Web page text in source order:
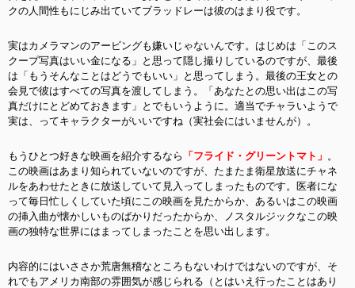
クの人間性もにじみ出ていてブラッドレーは彼のはまり役です。
実はカメラマンのアービングも嫌いじゃないんです。はじめは「このス
クープ写真はいい金になる」と思って隠し撮りしているのですが、最後
は「もうそんなことはどうでもいい」と思ってしまう。最後の王女との
会見で彼はすべての写真を渡してしまう。「あなたとの思い出はこの写
真だけにとどめておきます」とでもいうように。適当でチャラいようで
実は、ってキャラクターがいいですね（実社会にはいませんが）。
もうひとつ好きな映画を紹介するなら 「フライド・グリーントマト」 。
この映画はあまり知られていないのですが、たまたま衛星放送にチャネ
ルをあわせたときに放送していて見入ってしまったものです。医者にな
って毎日忙しくしていた頃にこの映画を見たからか、あるいはこの映画
の挿入曲が懐かしいものばかりだったからか、ノスタルジックなこの映
画の独特な世界にはまってしまったことを思い出します。
内容的にはいささか荒唐無稽なところもないわけではないのですが、そ
れでもアメリカ南部の雰囲気が感じられる（とはいえ行ったことはあり